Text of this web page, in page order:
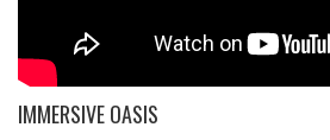
IMMERSIVE OASIS